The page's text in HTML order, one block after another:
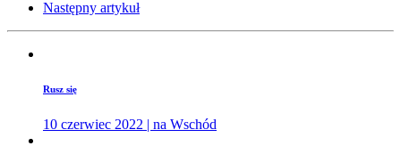
Następny artykuł
Rusz się
10 czerwiec 2022 | na Wschód